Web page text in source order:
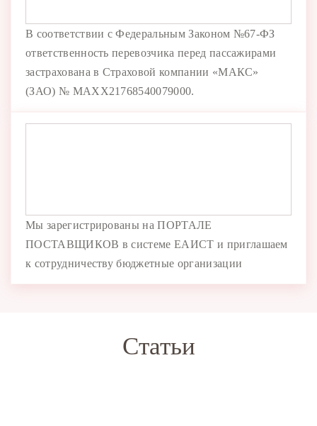
В соответствии с Федеральным Законом №67-ФЗ
ответственность перевозчика перед пассажирами
застрахована в Страховой компании «МАКС»
(ЗАО) № MAXX21768540079000.
Мы зарегистрированы на ПОРТАЛЕ
ПОСТАВЩИКОВ в системе ЕАИСТ и приглашаем
к сотрудничеству бюджетные организации
Статьи